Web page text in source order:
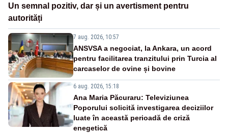
Un semnal pozitiv, dar și un avertisment pentru
autorități
7 aug. 2026, 10:57
ANSVSA a negociat, la Ankara, un acord
pentru facilitarea tranzitului prin Turcia al
carcaselor de ovine și bovine
6 aug. 2026, 15:18
Ana Maria Păcuraru: Televiziunea
Poporului solicită investigarea deciziilor
luate în această perioadă de criză
enegetică